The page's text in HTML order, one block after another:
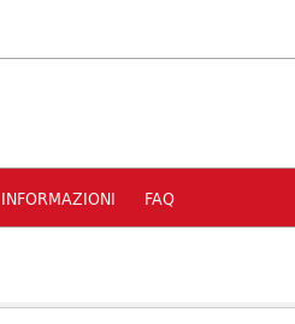
INFORMAZIONI FAQ